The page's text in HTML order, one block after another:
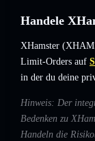
Handele
XHamster
Limit-Orders auf
in der du deine
Hinweis: Der
Bedenken zu
Handeln die